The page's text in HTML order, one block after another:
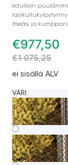
edullisin
itseäsi ja
€977,50
€1 075,25
ei sisällä ALV
VÄRI